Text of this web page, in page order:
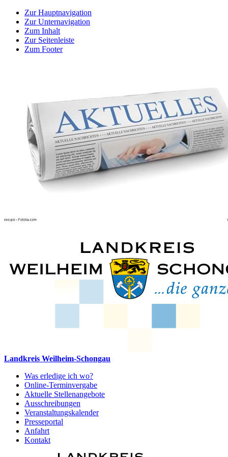
Zur Hauptnavigation
Zur Unternavigation
Zum Inhalt
Zur Seitenleiste
Zum Footer
Landkreis Weilheim-Schongau
Was erledige ich wo?
Online-Terminvergabe
Aktuelle Stellenangebote
Ausschreibungen
Veranstaltungskalender
Presseportal
Anfahrt
Kontakt